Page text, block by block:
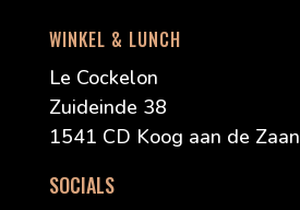
WINKEL & LUNCH
Le Cockelon
Zuideinde 38
1541 CD Koog aan de Zaan
SOCIALS